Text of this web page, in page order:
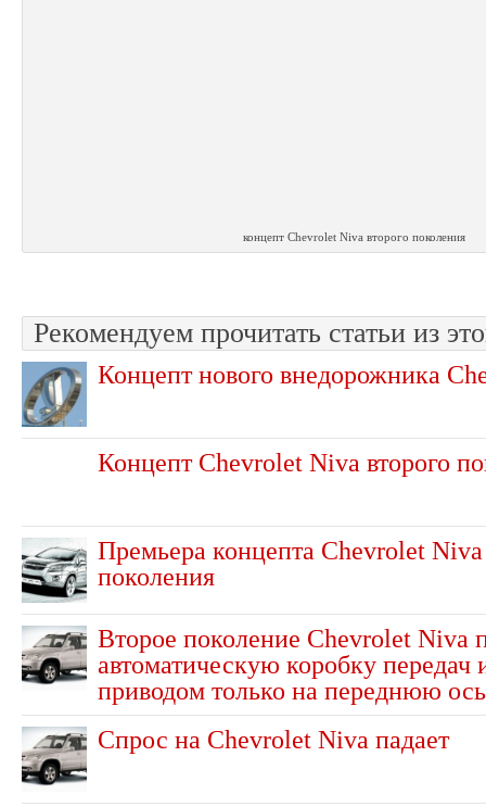
концепт Chevrolet Niva второго поколения
Рекомендуем прочитать статьи из
Концепт нового внедорожника
Концепт Chevrolet Niva второго
Премьера концепта Chevrolet Niva
поколения
Второе поколение Chevrolet Niva
автоматическую коробку передач
приводом только на переднюю ось
Спрос на Chevrolet Niva падает